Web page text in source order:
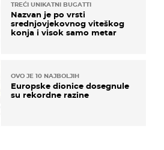
TREĆI UNIKATNI BUGATTI
Nazvan je po vrsti
srednjovjekovnog viteškog
konja i visok samo metar
OVO JE 10 NAJBOLJIH
Europske dionice dosegnule
su rekordne razine